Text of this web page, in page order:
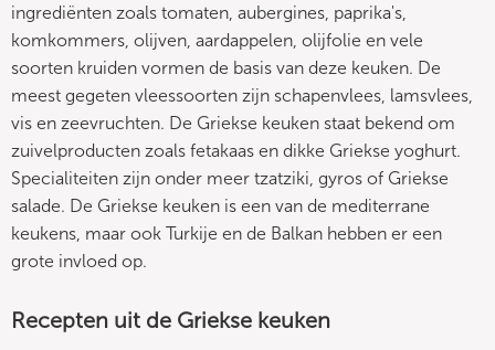
ingrediënten zoals tomaten, aubergines, paprika's,
komkommers, olijven, aardappelen, olijfolie en vele
soorten kruiden vormen de basis van deze keuken. De
meest gegeten vleessoorten zijn schapenvlees, lamsvlees,
vis en zeevruchten. De Griekse keuken staat bekend om
zuivelproducten zoals fetakaas en dikke Griekse yoghurt.
Specialiteiten zijn onder meer tzatziki, gyros of Griekse
salade. De Griekse keuken is een van de mediterrane
keukens, maar ook Turkije en de Balkan hebben er een
grote invloed op.
Recepten uit de Griekse keuken